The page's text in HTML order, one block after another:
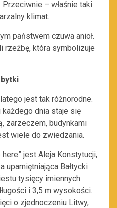
– właśnie taki
klimat.
państwem czuwa anioł.
rzeźbę, która symbolizuje
jest tak różnorodne.
każdego dnia staje się
zarzeczem, budynkami
wiele do zwiedzania.
jest Aleja Konstytucji,
upamiętniająca Bałtycki
tysięcy imiennych
i 3,5 m wysokości.
o zjednoczeniu Litwy,